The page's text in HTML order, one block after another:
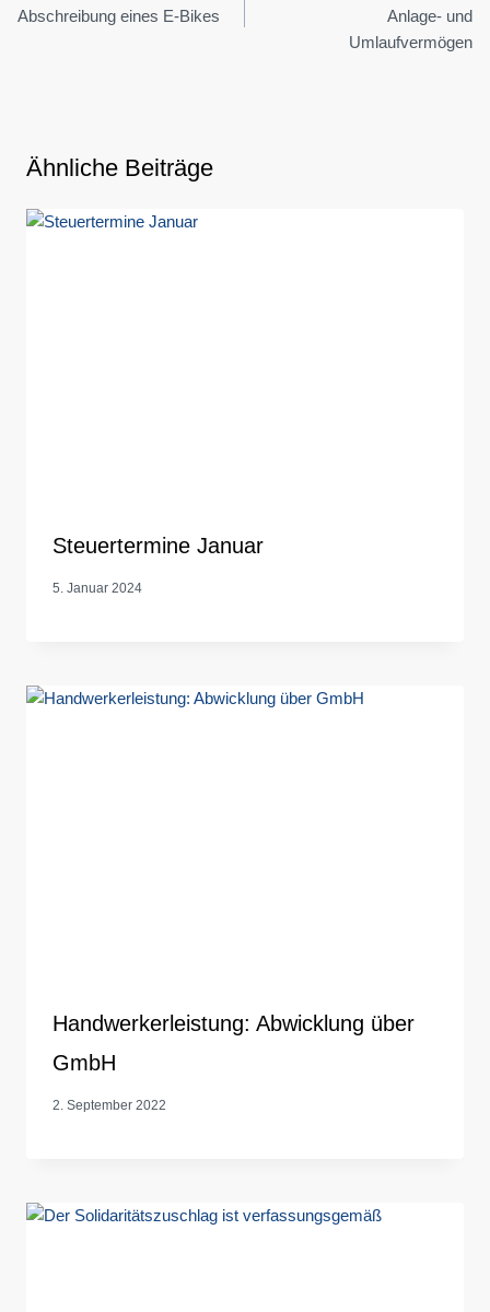
Abschreibung eines E-Bikes
Anlage- und
Umlaufvermögen
Ähnliche Beiträge
Steuertermine Januar
5. Januar 2024
Handwerkerleistung: Abwicklung über
GmbH
2. September 2022